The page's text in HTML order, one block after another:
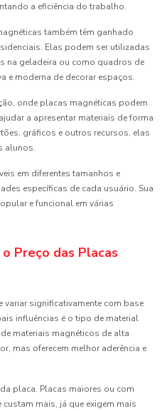
a eficiência do trabalho.
também têm ganhado
Elas podem ser utilizadas
na geladeira ou como quadros de
e moderna de decorar espaços.
onde placas magnéticas podem
a apresentar materiais de forma
gráficos e outros recursos, elas
alunos.
em diferentes tamanhos e
específicas de cada usuário. Sua
e funcional em várias
Preço das Placas
significativamente com base
influências é o tipo de material
materiais magnéticos de alta
mas oferecem melhor aderência e
placa. Placas maiores ou com
mais, já que exigem mais